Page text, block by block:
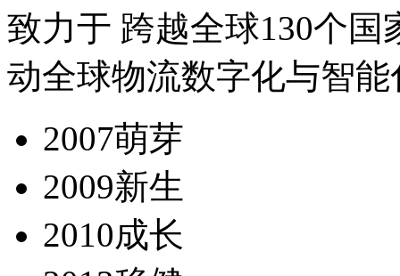
致力于 跨越全球130个
动全球物流数字化与智能
2007萌芽
2009新生
2010成长